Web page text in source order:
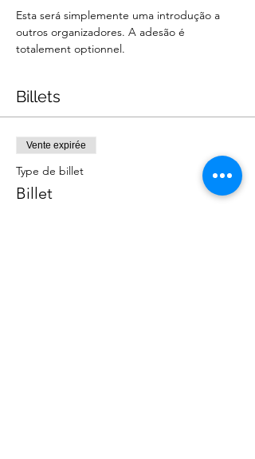
Esta será simplemente uma introdução a
outros organizadores. A adesão é
totalement optionnel.
Billets
Vente expirée
Type de billet
Billet